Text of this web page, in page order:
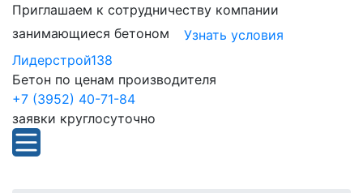
Приглашаем к сотрудничеству компании
занимающиеся бетоном
Узнать условия
Лидерстрой138
Бетон по ценам производителя
+7 (3952) 40-71-84
заявки круглосуточно